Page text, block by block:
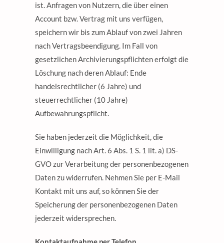
ist. Anfragen von Nutzern, die über einen
Account bzw. Vertrag mit uns verfügen,
speichern wir bis zum Ablauf von zwei Jahren
nach Vertragsbeendigung. Im Fall von
gesetzlichen Archivierungspflichten erfolgt die
Löschung nach deren Ablauf: Ende
handelsrechtlicher (6 Jahre) und
steuerrechtlicher (10 Jahre)
Aufbewahrungspflicht.
Sie haben jederzeit die Möglichkeit, die
Einwilligung nach Art. 6 Abs. 1 S. 1 lit. a) DS-
GVO zur Verarbeitung der personenbezogenen
Daten zu widerrufen. Nehmen Sie per E-Mail
Kontakt mit uns auf, so können Sie der
Speicherung der personenbezogenen Daten
jederzeit widersprechen.